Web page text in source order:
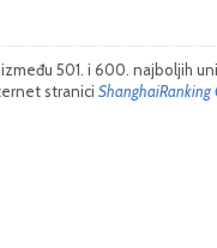
501. i 600. najboljih
stranici ShanghaiRanking